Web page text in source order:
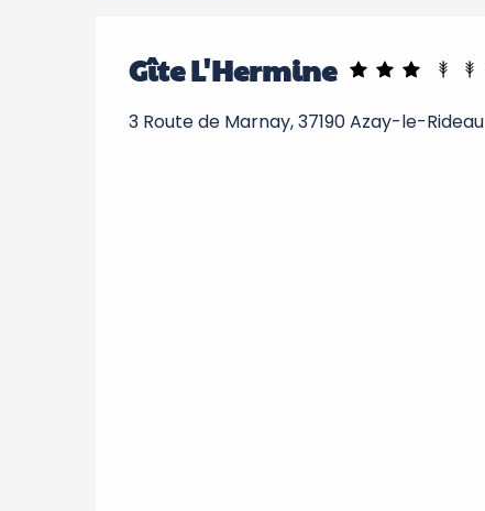
Gîte L'Hermine
3 Route de Marnay, 37190 Azay-le-Rideau